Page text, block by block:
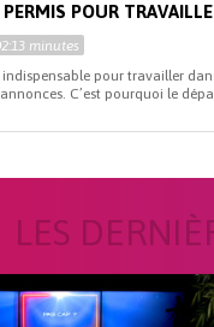
POUR
minutes
pour travailler
C’est pourquoi le
LES